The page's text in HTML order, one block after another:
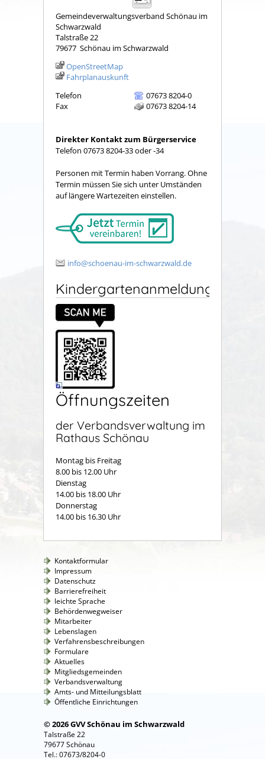
Gemeindeverwaltungsverband Schönau im
Schwarzwald
Talstraße 22
79677 Schönau im Schwarzwald
OpenStreetMap
Fahrplanauskunft
Telefon
07673 8204-0
Fax
07673 8204-14
Direkter Kontakt zum Bürgerservice
Telefon 07673 8204-33 oder -34
Personen mit Termin haben Vorrang. Ohne
Termin müssen Sie sich unter Umständen
auf längere Wartezeiten einstellen.
info@schoenau-im-schwarzwald.de
Kindergartenanmeldung
Öffnungszeiten
der Verbandsverwaltung im
Rathaus Schönau
Montag bis Freitag
8.00 bis 12.00 Uhr
Dienstag
14.00 bis 18.00 Uhr
Donnerstag
14.00 bis 16.30 Uhr
Kontaktformular
Impressum
Datenschutz
Barrierefreiheit
leichte Sprache
Behördenwegweiser
Mitarbeiter
Lebenslagen
Verfahrensbeschreibungen
Formulare
Aktuelles
Mitgliedsgemeinden
Verbandsverwaltung
Amts- und Mitteilungsblatt
Öffentliche Einrichtungen
© 2026 GVV Schönau im Schwarzwald
Talstraße 22
79677 Schönau
Tel.: 07673/8204-0